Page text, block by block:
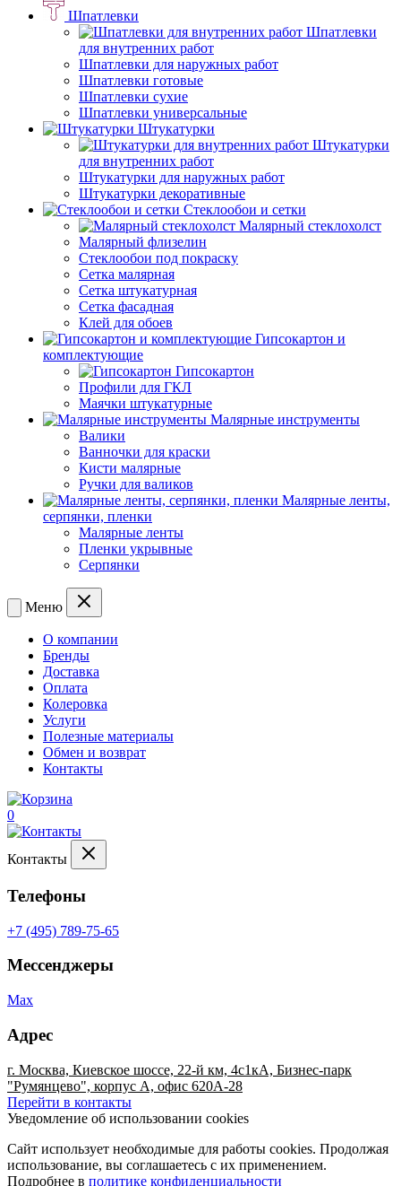
Шпатлевки
Шпатлевки
для внутренних работ
Шпатлевки для наружных работ
Шпатлевки готовые
Шпатлевки сухие
Шпатлевки универсальные
Штукатурки
Штукатурки
для внутренних работ
Штукатурки для наружных работ
Штукатурки декоративные
Стеклообои и сетки
Малярный стеклохолст
Малярный флизелин
Стеклообои под покраску
Сетка малярная
Сетка штукатурная
Сетка фасадная
Клей для обоев
Гипсокартон и
комплектующие
Гипсокартон
Профили для ГКЛ
Маячки штукатурные
Малярные инструменты
Валики
Ванночки для краски
Кисти малярные
Ручки для валиков
Малярные ленты,
серпянки, пленки
Малярные ленты
Пленки укрывные
Серпянки
Меню
О компании
Бренды
Доставка
Оплата
Колеровка
Услуги
Полезные материалы
Обмен и возврат
Контакты
0
Контакты
Телефоны
+7 (495) 789-75-65
Мессенджеры
Max
Адрес
г. Москва, Киевское шоссе, 22-й км, 4с1кА, Бизнес-парк
"Румянцево", корпус А, офис 620А-28
Перейти в контакты
Уведомление об использовании cookies
Сайт использует необходимые для работы cookies. Продолжая
использование, вы соглашаетесь с их применением.
Подробнее в политике конфиденциальности